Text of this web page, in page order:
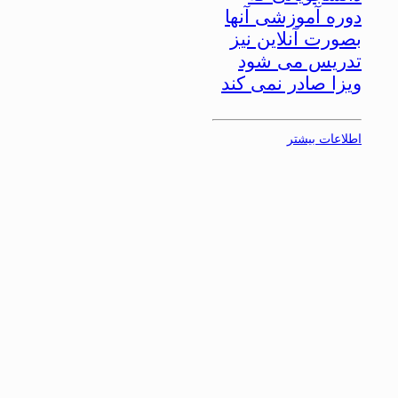
دوره آموزشی آنها
بصورت آنلاین نیز
تدریس می شود
ویزا صادر نمی کند
اطلاعات بیشتر